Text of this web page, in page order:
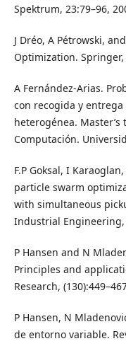
Spektrum, 23:79–96,
J Dréo, A Pétrowski,
Optimization. Springer,
A Fernández-Arias.
con recogida y
heterogénea.
Computación.
F.P Goksal, I
particle swarm
with simultaneous
Industrial Engineering,
P Hansen and N
Principles and
Research,
P Hansen, N
de entorno variable.